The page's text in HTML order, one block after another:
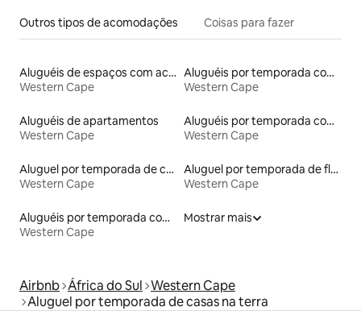
Outros tipos de acomodações Coisas para fazer
Aluguéis de espaços com acesso direto a pistas de esqui
Western Cape
Aluguéis por temporada com banheira de hidromassagem
Western Cape
Aluguéis de apartamentos
Western Cape
Aluguéis por temporada com café da manhã
Western Cape
Aluguel por temporada de casas de veraneio
Western Cape
Aluguel por temporada de flats
Western Cape
Aluguéis por temporada com banheiro para PCD
Western Cape
Mostrar mais
Airbnb África do Sul Western Cape
Aluguel por temporada de casas na terra